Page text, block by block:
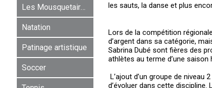
Les Mousquetaires
Natation
Patinage artistique
Soccer
les sauts, la danse et plus
Lors de la compétition
d’argent dans sa catégorie,
Sabrina Dubé sont fières des
athlètes au terme d’une saison
L’ajout d’un groupe de
d’évoluer dans cette